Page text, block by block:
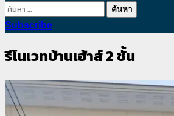
ค้นหา
สำหรับ:
Subscribe
รีโนเวทบ้านเฮ้าส์ 2 ชั้น